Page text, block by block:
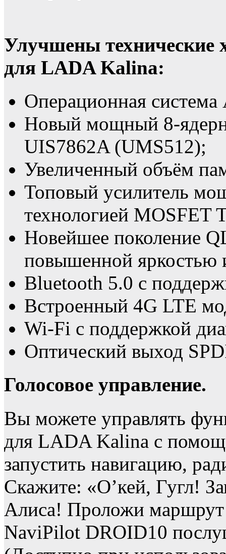
Улучшены технические
для LADA Kalina:
Операционная
Новый мощный 8-
UIS7862A (UMS512);
Увеличенный объём
Топовый усилитель
технологией
Новейшее поколение
повышенной яркостью
Bluetooth 5.0 с
Встроенный 4G LTE
Wi-Fi с поддержкой
Оптический выход
Голосовое управление.
Вы можете управлять
для LADA Kalina с
запустить навигацию,
Скажите: «О’кей, Гугл!
Алиса! Проложи маршрут
NaviPilot DROID10